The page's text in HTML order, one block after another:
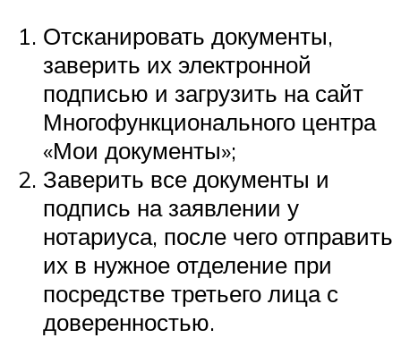
Отсканировать документы,
заверить их электронной
подписью и загрузить на сайт
Многофункционального центра
«Мои документы»;
Заверить все документы и
подпись на заявлении у
нотариуса, после чего отправить
их в нужное отделение при
посредстве третьего лица с
доверенностью.